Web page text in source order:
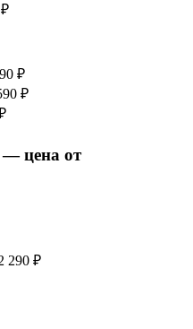
₽
₽
₽
— цена от
290 ₽